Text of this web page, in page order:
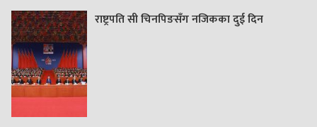
राष्ट्रपति सी चिनपिङसँग नजिकका दुई दिन